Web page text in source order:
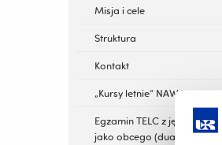
Misja i cele
Struktura
Kontakt
„Kursy letnie” NAWA
Egzamin TELC z języka
jako obcego (dual B1-B2)